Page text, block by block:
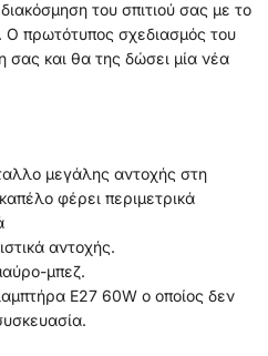
του σπιτιού σας με το
Ο πρωτότυπος σχεδιασμός του
σας και θα της δώσει μία νέα
μεγάλης αντοχής στη
φέρει περιμετρικά
αντοχής.
μπεζ.
Ε27 60W ο οποίος δεν